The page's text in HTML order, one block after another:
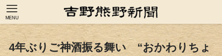
MENU
4年ぶりご神酒振る舞い “おかわりちょ